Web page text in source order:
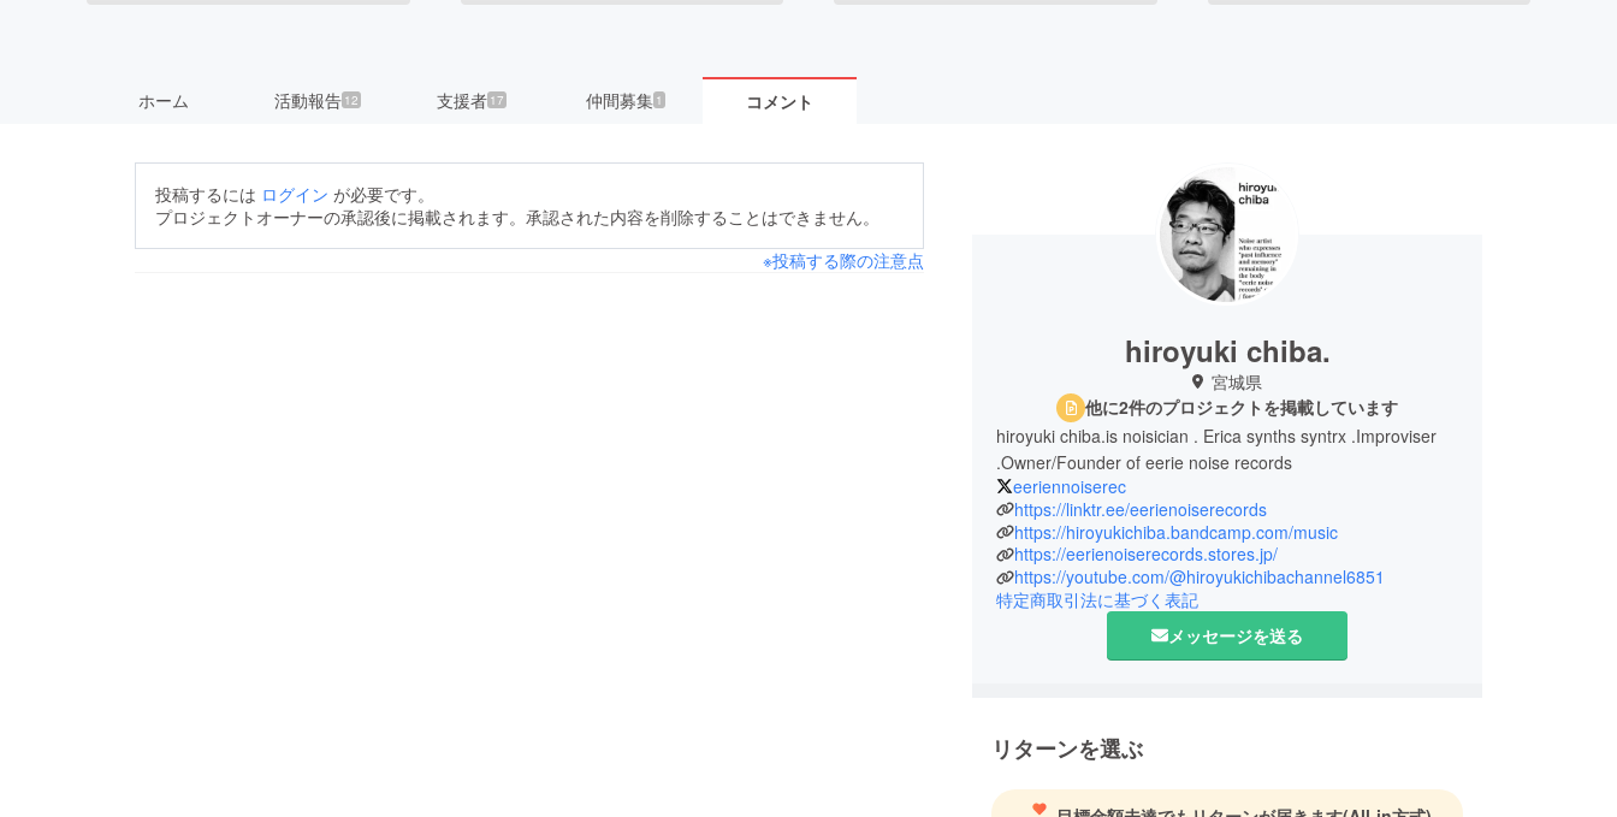
ホーム 活動報告 12 支援者 17 仲間募集 1 コメント
投稿するには ログイン が必要です。
プロジェクトオーナーの承認後に掲載されます。承認された内容を削除することはできません。
※投稿する際の注意点
hiroyuki chiba.
宮城県
他に2件のプロジェクトを掲載しています
hiroyuki chiba.is noisician . Erica synths syntrx .Improviser
.Owner/Founder of eerie noise records
eeriennoiserec
https://linktr.ee/eerienoiserecords
https://hiroyukichiba.bandcamp.com/music
https://eerienoiserecords.stores.jp/
https://youtube.com/@hiroyukichibachannel6851
特定商取引法に基づく表記
メッセージを送る
リターンを選ぶ